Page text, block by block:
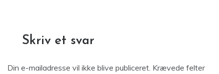
Skriv et svar
Din e-mailadresse vil ikke blive publiceret. Krævede felter